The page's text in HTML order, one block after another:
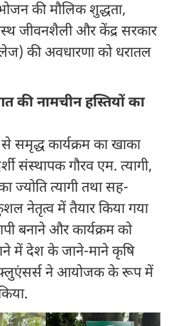
की मौलिक शुद्धता,
जीवनशैली और केंद्र सरकार
की अवधारणा को धरातल
की नामचीन हस्तियों का
कार्यक्रम का खाका
संस्थापक गौरव एम. त्यागी,
ज्योति त्यागी तथा सह-
नेतृत्व में तैयार किया गया
बनाने और कार्यक्रम को
में देश के जाने-माने कृषि
ने आयोजक के रूप में